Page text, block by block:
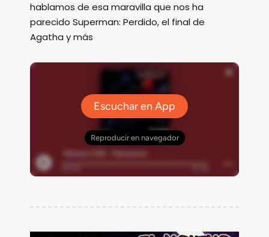
hablamos de esa maravilla que nos ha
parecido Superman: Perdido, el final de
Agatha y más